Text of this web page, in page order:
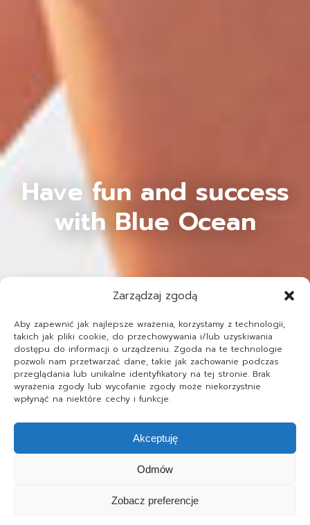
Zarządzaj zgodą
Aby zapewnić jak najlepsze wrażenia, korzystamy z technologii,
takich jak pliki cookie, do przechowywania i/lub uzyskiwania
dostępu do informacji o urządzeniu. Zgoda na te technologie
pozwoli nam przetwarzać dane, takie jak zachowanie podczas
przeglądania lub unikalne identyfikatory na tej stronie. Brak
wyrażenia zgody lub wycofanie zgody może niekorzystnie
wpłynąć na niektóre cechy i funkcje.
Akceptuję
Odmów
Zobacz preferencje
Have fun and success
with Blue Ocean